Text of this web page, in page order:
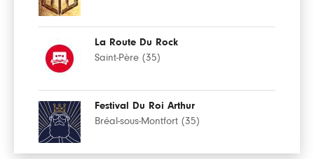
La Route Du Rock
Saint-Père (35)
Festival Du Roi Arthur
Bréal-sous-Montfort (35)